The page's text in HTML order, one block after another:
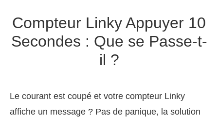
Compteur Linky Appuyer 10
Secondes : Que se Passe-t-
il ?
Le courant est coupé et votre compteur Linky
affiche un message ? Pas de panique, la solution